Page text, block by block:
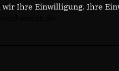
39Ihre Einwilligung. Ihre